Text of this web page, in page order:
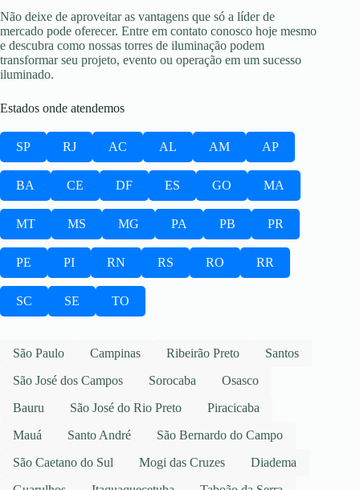
Não deixe de aproveitar as vantagens que só a líder de
mercado pode oferecer. Entre em contato conosco hoje mesmo
e descubra como nossas torres de iluminação podem
transformar seu projeto, evento ou operação em um sucesso
iluminado.
Estados onde atendemos
SP RJ AC AL AM AP
BA CE DF ES GO MA
MT MS MG PA PB PR
PE PI RN RS RO RR
SC SE TO
São Paulo Campinas Ribeirão Preto
Santos
São José dos Campos
Sorocaba
Osasco
Bauru
São José do Rio Preto
Piracicaba
Mauá
Santo André
São Bernardo do Campo
São Caetano do Sul
Mogi das Cruzes
Diadema